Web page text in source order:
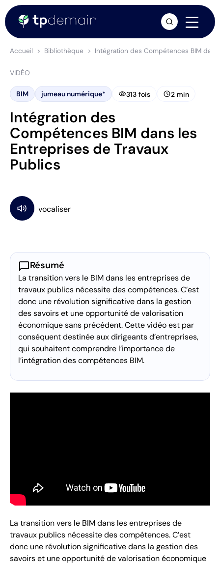
Accueil Bibliothèque Intégration des Compétences BIM
VIDÉO
BIM jumeau numérique* visibility313 fois schedule2 min
Intégration des
Compétences BIM dans les
Entreprises de Travaux
Publics
chat_bubbleRésumé
La transition vers le BIM dans les entreprises de
travaux publics nécessite des compétences. C’est
donc une révolution significative dans la gestion
des savoirs et une opportunité de valorisation
économique sans précédent. Cette vidéo est par
conséquent destinée aux dirigeants d’entreprises,
qui souhaitent comprendre l’importance de
l’intégration des compétences BIM.
La transition vers le BIM dans les entreprises de
travaux publics nécessite des compétences. C’est
donc une révolution significative dans la gestion des
savoirs et une opportunité de valorisation économique
arrow_forward